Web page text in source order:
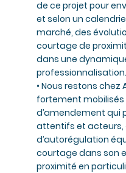
de ce projet pour
et selon un
marché, des
courtage de
dans une
professionnalisation.
• Nous restons chez
fortement mobilisés
d’amendement qui
attentifs et acteurs,
d’autorégulation
courtage dans son
proximité en